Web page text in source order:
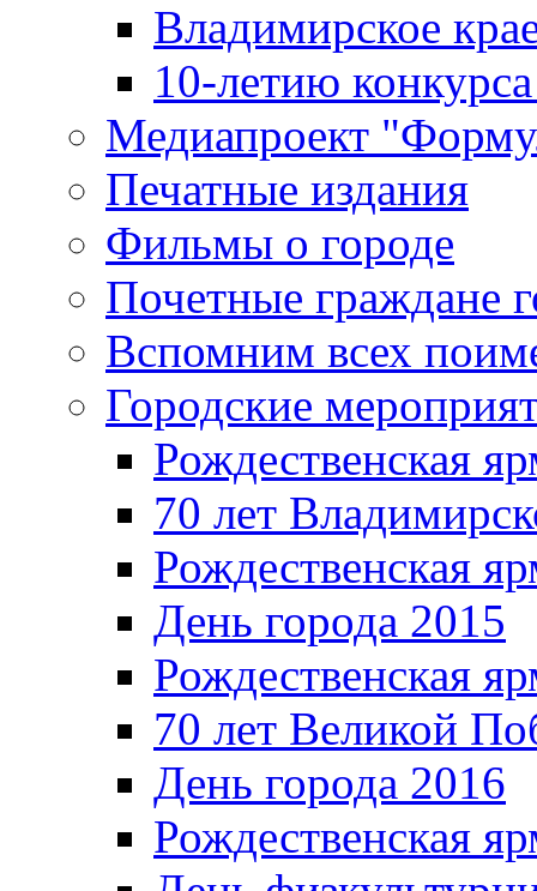
Владимирское
10-летию
Медиапроект
Печатные издания
Фильмы о городе
Почетные граждане
Вспомним всех
Городские
Рождественская
70 лет
Рождественская
День города 2015
Рождественская
70 лет Великой
День города 2016
Рождественская